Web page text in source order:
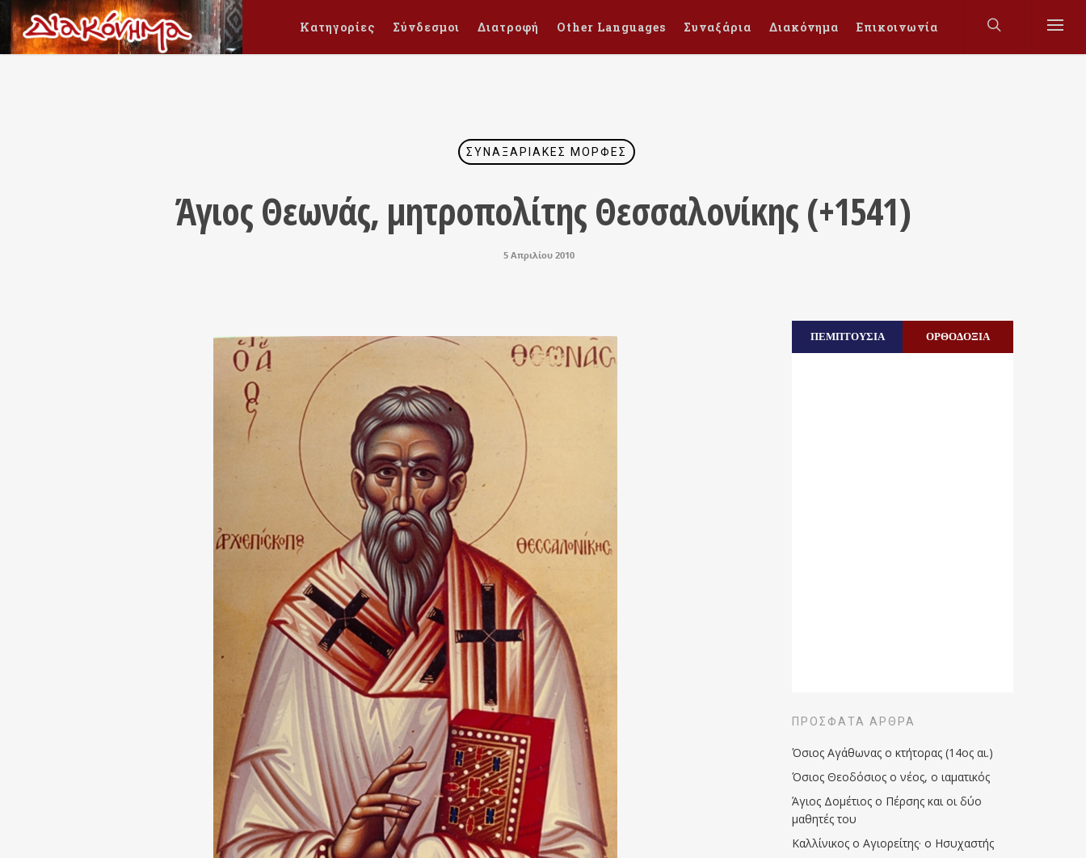
Κατηγορίες Σύνδεσμοι Διατροφή Other Languages Συναξάρια Διακόνημα Επικοινωνία
ΣΥΝΑΞΑΡΙΑΚΈΣ ΜΟΡΦΈΣ
Άγιος Θεωνάς, μητροπολίτης Θεσσαλονίκης (+1541)
5 Απριλίου 2010
ΠΕΜΠΤΟΥΣΙΑ ΟΡΘΟΔΟΞΙΑ
ΠΡΌΣΦΑΤΑ ΆΡΘΡΑ
Όσιος Αγάθωνας ο κτήτορας (14ος αι.)
Όσιος Θεοδόσιος ο νέος, ο ιαματικός
Άγιος Δομέτιος ο Πέρσης και οι δύο
μαθητές του
Καλλίνικος ο Αγιορείτης · ο Ησυχαστής